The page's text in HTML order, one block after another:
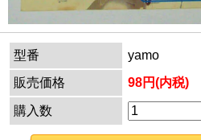
型番
yamo
販売価格
98円(内税)
購入数